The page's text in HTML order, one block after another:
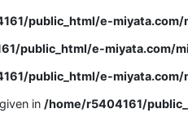
public_html/e-miyata.com/
public_html/e-miyata.com/
public_html/e-miyata.com/
in /home/r5404161/